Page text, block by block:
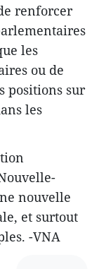
renforcer
les
ou de
positions sur
les
nouvelle
et surtout
-VNA